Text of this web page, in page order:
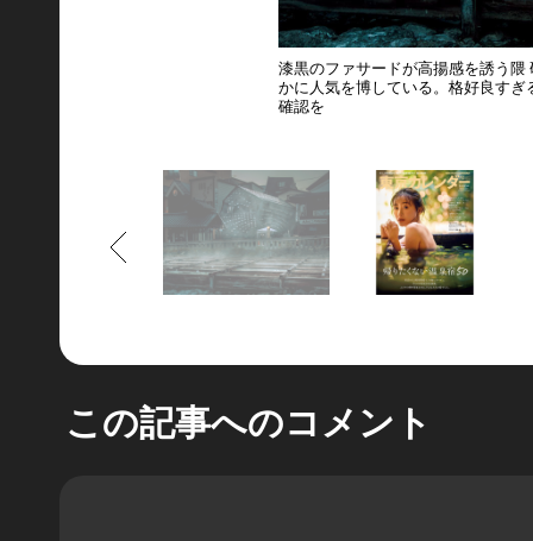
漆黒のファサードが高揚感を誘う
かに人気を博している。格好良す
確認を
もどる
この記事へのコメント